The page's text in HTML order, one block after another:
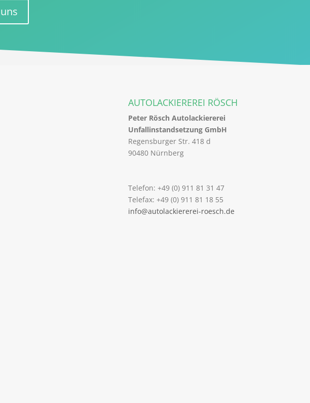
AUTOLACKIEREREI RÖSCH
Peter Rösch Autolackiererei
Unfallinstandsetzung GmbH
Regensburger Str. 418 d
90480 Nürnberg
Telefon: +49 (0) 911 81 31 47
Telefax: +49 (0) 911 81 18 55
info@autolackiererei-roesch.de